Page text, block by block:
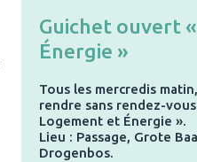
Guichet ouvert
Énergie »
Tous les mercredis
rendre sans rendez-
Logement et Énergie ».
Lieu : Passage, Grote
Drogenbos.